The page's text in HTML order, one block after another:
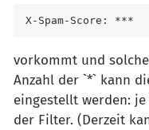
X-Spam-Score: ***
vorkommt und
Anzahl der `*` kann
eingestellt werden:
der Filter. (Derzeit